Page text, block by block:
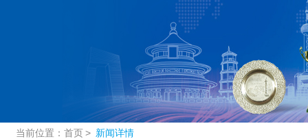
当前位置： 首页 > 新闻详情